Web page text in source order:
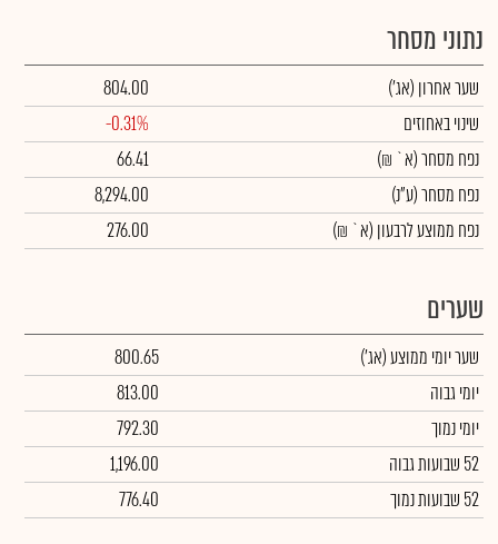
נתוני מסחר
שער אחרון (אג')
804.00
שינוי באחוזים
-0.31%
נפח מסחר(א` ₪)
66.41
נפח מסחר(ע"נ)
8,294.00
נפח ממוצע לרבעון (א` ₪)
276.00
שערים
שער יומי ממוצע(אג')
800.65
יומי גבוה
813.00
יומי נמוך
792.30
52 שבועות גבוה
1,196.00
52 שבועות נמוך
776.40